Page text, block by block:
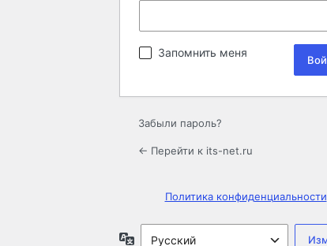
Запомнить меня
Забыли пароль?
← Перейти к its-net.ru
Политика конфиденциальности
Язык